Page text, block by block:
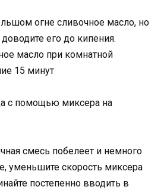
огне сливочное масло, но
его до кипения.
масло при комнатной
15 минут
с помощью миксера на
смесь побелеет и немного
уменьшите скорость миксера
постепенно вводить в